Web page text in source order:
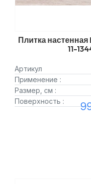
Плитка
11-
Артикул
Применение :
Размер, см :
Поверхность :